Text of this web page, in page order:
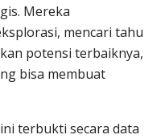
Mereka
mencari tahu
potensi terbaiknya,
bisa membuat
terbukti secara data